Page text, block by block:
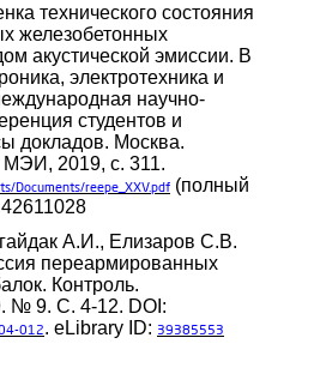
технического состояния
железобетонных
акустической эмиссии. В
электротехника и
научно-
студентов и
докладов. Москва.
МЭИ, 2019, с. 311.
Documents/reepe_XXV.pdf (полный
А.И., Елизаров С.В.
переармированных
Контроль.
№ 9. С. 4-12. DOI:
012. eLibrary ID: 39385553